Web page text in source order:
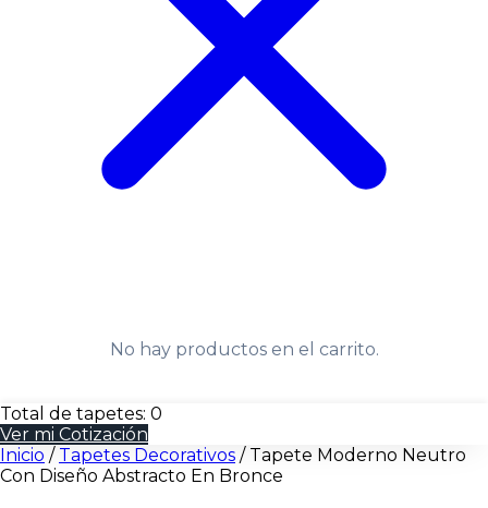
No hay productos en el carrito.
Total de tapetes: 0
Ver mi Cotización
Inicio / Tapetes Decorativos / Tapete Moderno Neutro
Con Diseño Abstracto En Bronce